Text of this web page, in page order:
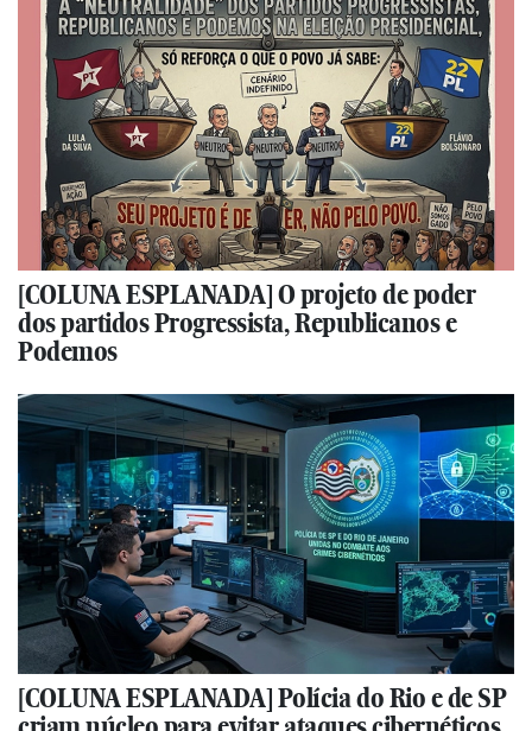
[COLUNA ESPLANADA] O projeto de poder
dos partidos Progressista, Republicanos e
Podemos
[COLUNA ESPLANADA] Polícia do Rio e de SP